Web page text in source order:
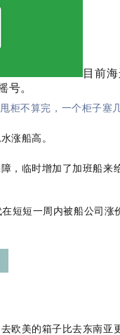
目前
号。
柜不算完，一个柜子塞
涨船高。
，临时增加了加班船来
短短一周内被船公司
欧美的箱子比去东南亚